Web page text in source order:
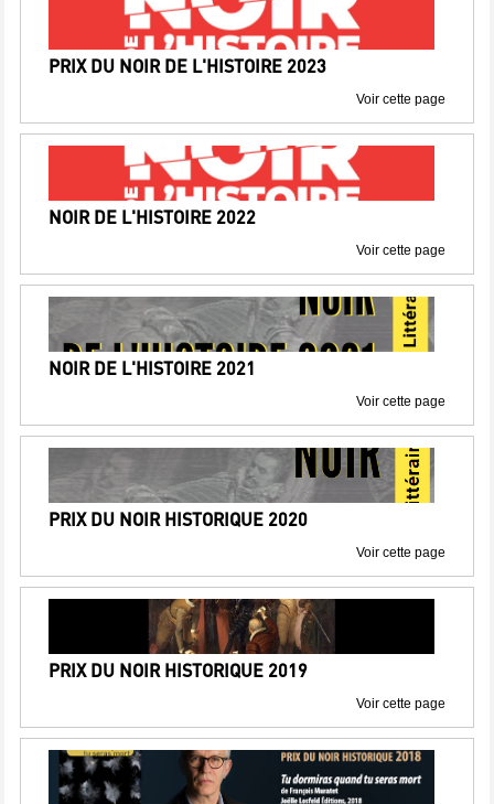
PRIX DU NOIR DE L'HISTOIRE 2023
Voir cette page
NOIR DE L'HISTOIRE 2022
Voir cette page
NOIR DE L'HISTOIRE 2021
Voir cette page
PRIX DU NOIR HISTORIQUE 2020
Voir cette page
PRIX DU NOIR HISTORIQUE 2019
Voir cette page